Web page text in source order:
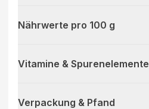
Nährwerte pro 100 g
Vitamine & Spurenelemente
Verpackung & Pfand